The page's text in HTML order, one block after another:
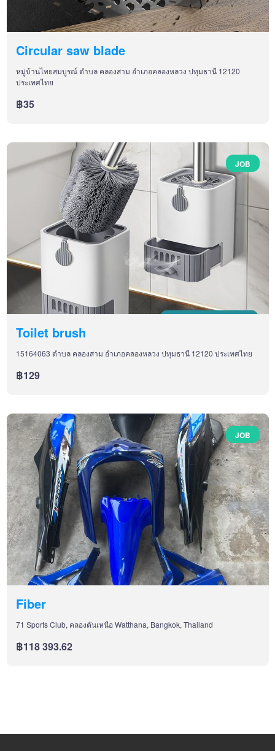
Circular saw blade
หมู่บ้านไทยสมบูรณ์ ตำบล คลองสาม อำเภอคลองหลวง ปทุมธานี 12120
ประเทศไทย
฿35
JOB
Toilet brush
15164063 ตำบล คลองสาม อำเภอคลองหลวง ปทุมธานี 12120 ประเทศไทย
฿129
JOB
Fiber
71 Sports Club, คลองตันเหนือ Watthana, Bangkok, Thailand
฿118 393.62